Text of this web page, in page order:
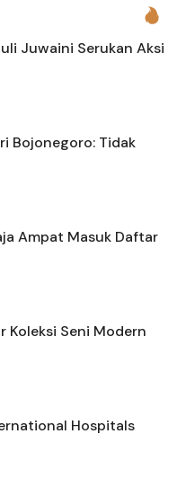
Juwaini Serukan Aksi
Bojonegoro: Tidak
Ampat Masuk Daftar
Koleksi Seni Modern
Hospitals